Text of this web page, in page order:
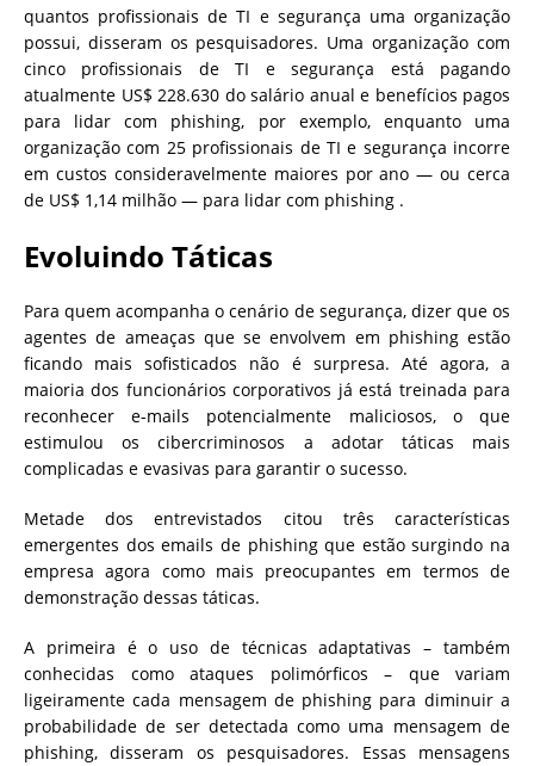
quantos profissionais de TI e segurança uma organização
possui, disseram os pesquisadores. Uma organização com
cinco profissionais de TI e segurança está pagando
atualmente US$ 228.630 do salário anual e benefícios pagos
para lidar com phishing, por exemplo, enquanto uma
organização com 25 profissionais de TI e segurança incorre
em custos consideravelmente maiores por ano — ou cerca
de US$ 1,14 milhão — para lidar com phishing .
Evoluindo Táticas
Para quem acompanha o cenário de segurança, dizer que os
agentes de ameaças que se envolvem em phishing estão
ficando mais sofisticados não é surpresa. Até agora, a
maioria dos funcionários corporativos já está treinada para
reconhecer e-mails potencialmente maliciosos, o que
estimulou os cibercriminosos a adotar táticas mais
complicadas e evasivas para garantir o sucesso.
Metade dos entrevistados citou três características
emergentes dos emails de phishingque estão surgindo na
empresa agora como mais preocupantes em termos de
demonstração dessas táticas.
A primeira é o uso de técnicas adaptativas – também
conhecidas como ataques polimórficos – que variam
ligeiramente cada mensagem de phishing para diminuir a
probabilidade de ser detectada como uma mensagem de
phishing, disseram os pesquisadores. Essas mensagens